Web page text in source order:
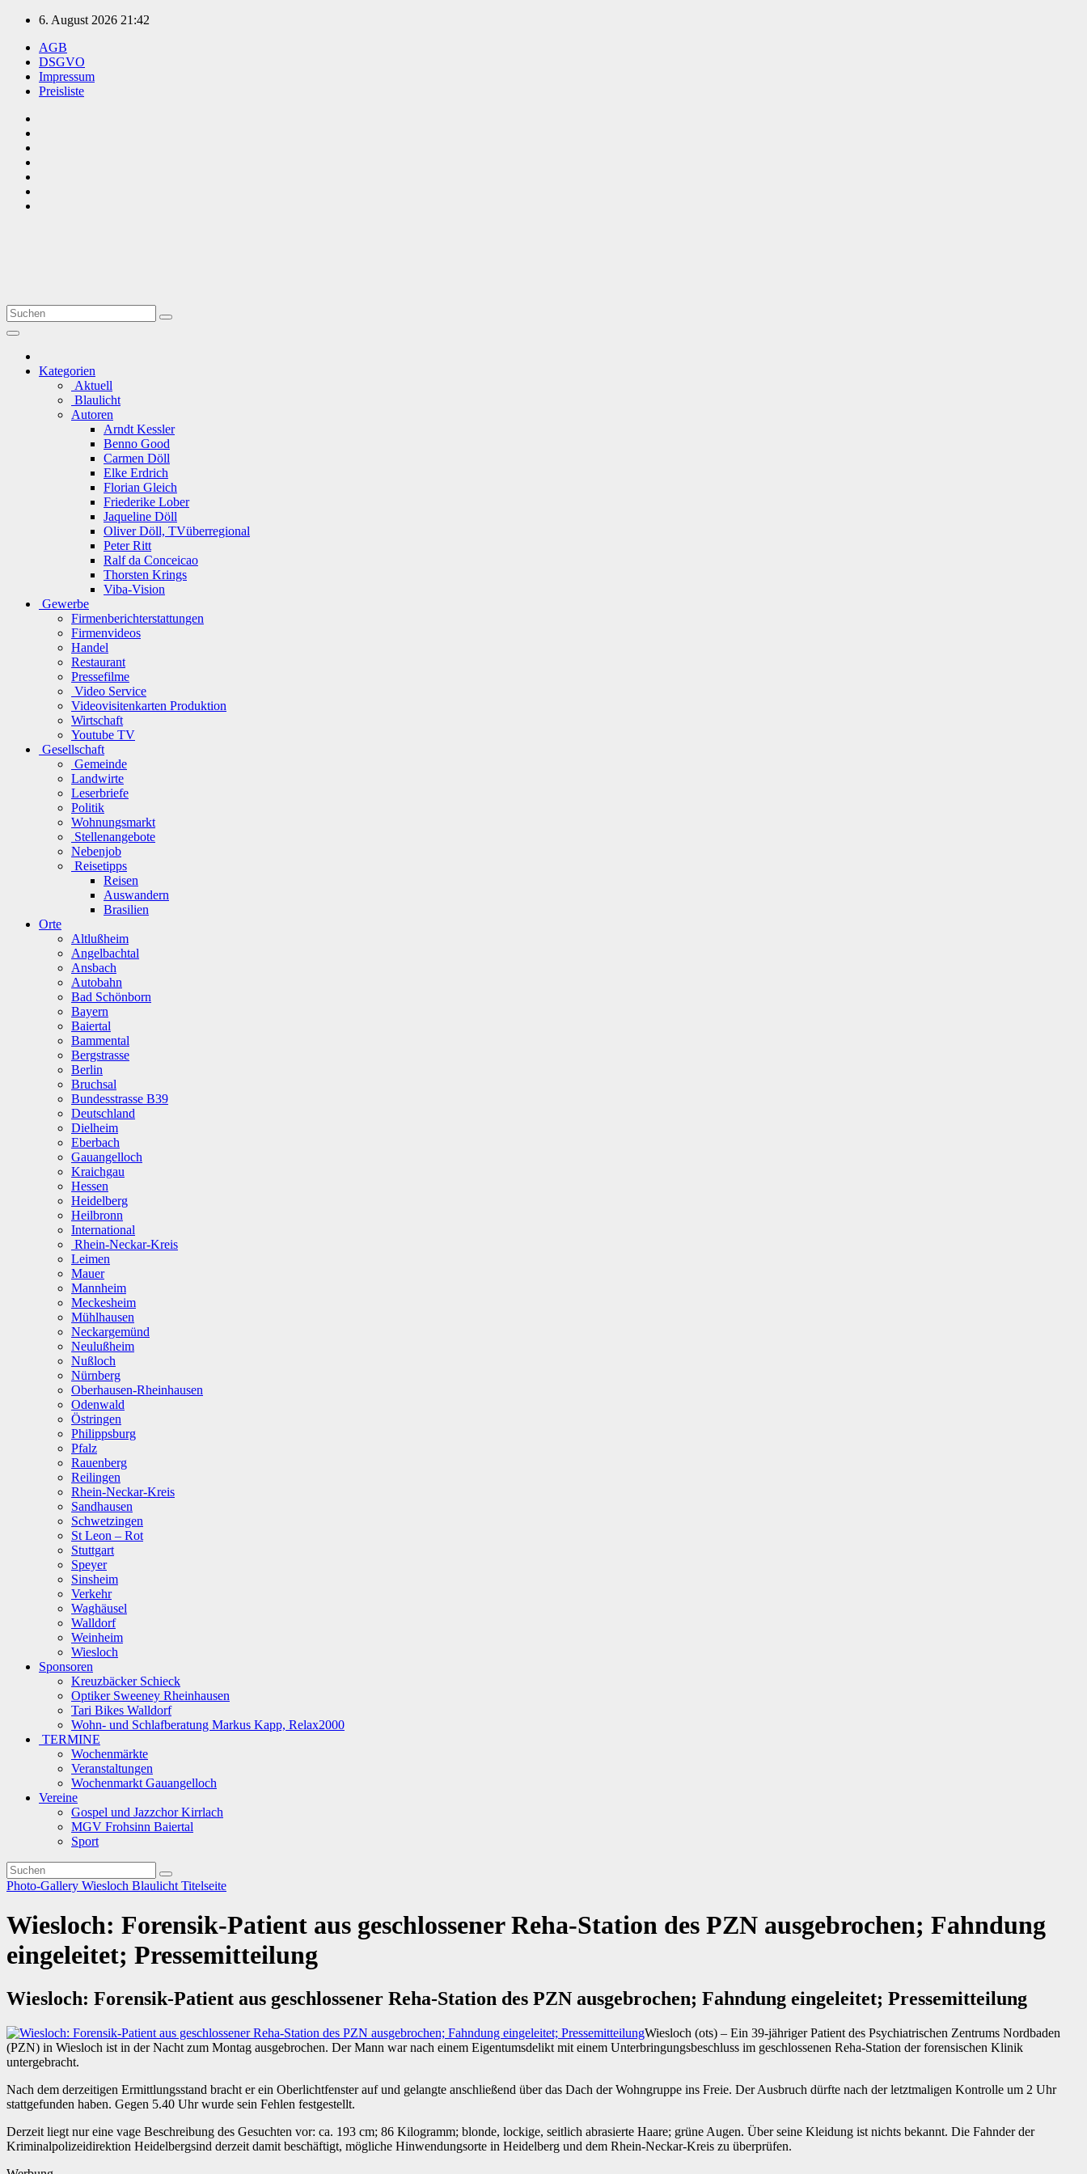
Zum
springen
6. August 2026 21:42
AGB
DSGVO
Impressum
Preisliste
Kategorien
Aktuell
Blaulicht
Autoren
Arndt Kessler
Benno Good
Carmen Döll
Elke Erdrich
Florian Gleich
Friederike Lober
Jaqueline Döll
Oliver Döll, TVüberregional
Peter Ritt
Ralf da Conceicao
Thorsten Krings
Viba-Vision
Gewerbe
Firmenberichterstattungen
Firmenvideos
Handel
Restaurant
Pressefilme
Video Service
Videovisitenkarten Produktion
Wirtschaft
Youtube TV
Gesellschaft
Gemeinde
Landwirte
Leserbriefe
Politik
Wohnungsmarkt
Stellenangebote
Nebenjob
Reisetipps
Reisen
Auswandern
Brasilien
Orte
Altlußheim
Angelbachtal
Ansbach
Autobahn
Bad Schönborn
Bayern
Baiertal
Bammental
Bergstrasse
Berlin
Bruchsal
Bundesstrasse B39
Deutschland
Dielheim
Eberbach
Gauangelloch
Kraichgau
Hessen
Heidelberg
Heilbronn
International
Rhein-Neckar-Kreis
Leimen
Mauer
Mannheim
Meckesheim
Mühlhausen
Neckargemünd
Neulußheim
Nußloch
Nürnberg
Oberhausen-Rheinhausen
Odenwald
Östringen
Philippsburg
Pfalz
Rauenberg
Reilingen
Rhein-Neckar-Kreis
Sandhausen
Schwetzingen
St Leon – Rot
Stuttgart
Speyer
Sinsheim
Verkehr
Waghäusel
Walldorf
Weinheim
Wiesloch
Sponsoren
Kreuzbäcker Schieck
Optiker Sweeney Rheinhausen
Tari Bikes Walldorf
Wohn- und Schlafberatung Markus Kapp, Relax2000
TERMINE
Wochenmärkte
Veranstaltungen
Wochenmarkt Gauangelloch
Vereine
Gospel und Jazzchor Kirrlach
MGV Frohsinn Baiertal
Sport
Photo-Gallery Wiesloch Blaulicht Titelseite
Wiesloch: Forensik-Patient aus geschlossener Reha-Station des PZN ausgebrochen; Fahndung
eingeleitet; Pressemitteilung
Wiesloch: Forensik-Patient aus geschlossener Reha-Station des PZN ausgebrochen; Fahndung eingeleitet; Pressemitteilung
Wiesloch (ots) – Ein 39-jähriger Patient des Psychiatrischen Zentrums Nordbaden
(PZN) in Wiesloch ist in der Nacht zum Montag ausgebrochen. Der Mann war nach einem Eigentumsdelikt mit einem Unterbringungsbeschluss im geschlossenen Reha-Station der forensischen Klinik
untergebracht.
Nach dem derzeitigen Ermittlungsstand bracht er ein Oberlichtfenster auf und gelangte anschließend über das Dach der Wohngruppe ins Freie. Der Ausbruch dürfte nach der letztmaligen Kontrolle um 2 Uhr
stattgefunden haben. Gegen 5.40 Uhr wurde sein Fehlen festgestellt.
Derzeit liegt nur eine vage Beschreibung des Gesuchten vor: ca. 193 cm; 86 Kilogramm; blonde, lockige, seitlich abrasierte Haare; grüne Augen. Über seine Kleidung ist nichts bekannt. Die Fahnder der
Kriminalpolizeidirektion Heidelbergsind derzeit damit beschäftigt, mögliche Hinwendungsorte in Heidelberg und dem Rhein-Neckar-Kreis zu überprüfen.